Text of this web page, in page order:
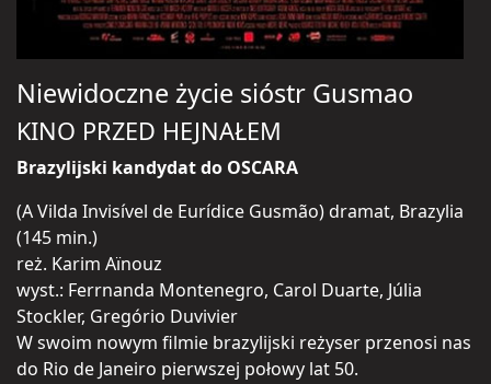
Niewidoczne życie sióstr Gusmao
KINO PRZED HEJNAŁEM
Brazylijski kandydat do OSCARA
(A Vilda Invisível de Eurídice Gusmão) dramat, Brazylia
(145 min.)
reż. Karim Aïnouz
wyst.: Ferrnanda Montenegro, Carol Duarte, Júlia
Stockler, Gregório Duvivier
W swoim nowym filmie brazylijski reżyser przenosi nas
do Rio de Janeiro pierwszej połowy lat 50.